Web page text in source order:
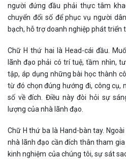
người đứng đầu phải thực tâm
chuyển đổi số để phục vụ người
bạch, hỗ trợ doanh nghiệp phát triển
Chữ H thứ hai là Head-cái đầu.
lãnh đạo phải có trí tuệ, tầm nhìn,
tập, áp dụng những bài học thành
từ đó chọn đúng hướng đi, công cụ,
số về đích. Điều này đòi hỏi sự
lượng của nhà lãnh đạo.
Chữ H thứ ba là Hand-bàn tay.
nhà lãnh đạo cần đích thân tham
kinh nghiệm của chúng tôi, sự sát